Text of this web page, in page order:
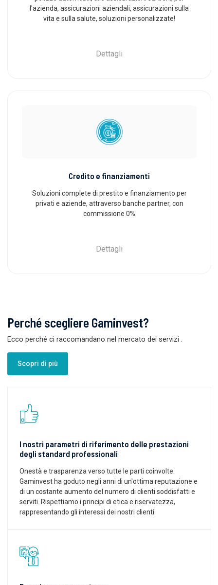
l'azienda, assicurazioni aziendali, assicurazioni sulla
vita e sulla salute, soluzioni personalizzate!
Dettagli
Credito e finanziamenti
Soluzioni complete di prestito e finanziamento per
privati ​​e aziende, attraverso banche partner, con
commissione 0%
Dettagli
Perché scegliere Gaminvest?
Ecco perché ci raccomandano nel mercato dei servizi
Scopri di più
I nostri parametri di riferimento delle prestazioni
degli standard professionali
Onestà e trasparenza verso tutte le parti coinvolte.
Gaminvest ha goduto negli anni di un'ottima reputazione e
di un costante aumento del numero di clienti soddisfatti e
serviti. Rispettiamo i principi di etica e riservatezza,
rappresentando gli interessi dei nostri clienti.